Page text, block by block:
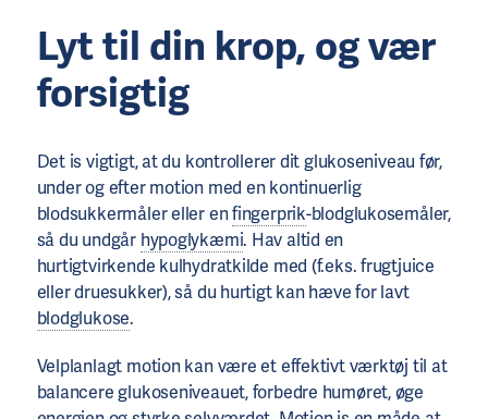
Lyt til din krop, og vær
forsigtig
Det is vigtigt, at du kontrollerer dit glukoseniveau før,
under og efter motion med en kontinuerlig
blodsukkermåler eller enfingerprik-blodglukosemåler,
så du undgår hypoglykæmi. Hav altid en
hurtigtvirkende kulhydratkilde med (f.eks. frugtjuice
eller druesukker), så du hurtigt kan hæve for lavt
blodglukose.
Velplanlagt motion kan være et effektivt værktøj til at
balancere glukoseniveauet, forbedre humøret, øge